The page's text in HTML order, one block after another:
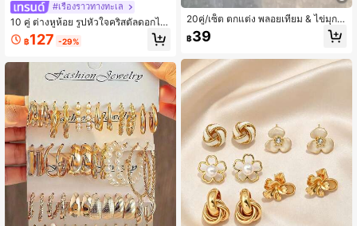
#เรื่องราวทางทะเล
10 คู่ ต่างหูห้อย รูปหัวใจคริสตัลดอกไม้
ไข่มุกเทียม น่ารักหรูหรา, ชุดต่างหู สไต
ล์ผสมผสานอเนกประสงค์ที่สง่างาม, เครื่
บงานปาร์ตี้, งานแต่งงาน, สวมใส่ทุกวั
น, บรรจุแบบสุ่มในถุง OPP
฿127 -29%
20คู่/เซ็ต ตกแต่ง พลอยเทียม & ไข่มุกเ
ทียม ต่างหู 20 คู่ มุกเทียม เพชรคิวบิกเซ
อร์โคเนีย ต่างหู ต่างหู สตั๊ด ผู้หญิง อุปก
฿39